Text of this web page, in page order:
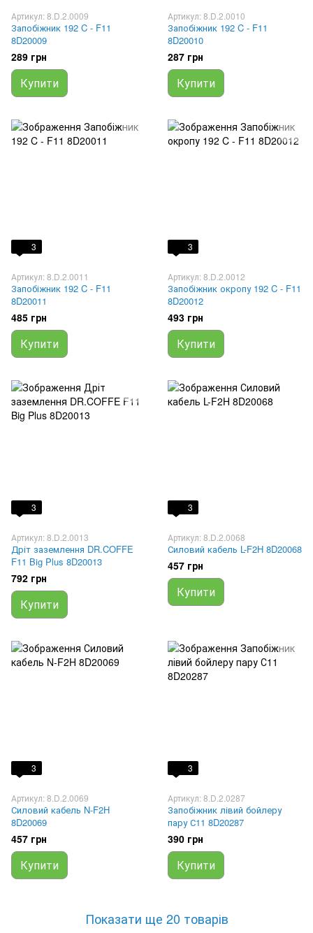
Артикул: 8.D.2.0009
Запобіжник 192 C - F11
8D20009
289 грн
Купити
Артикул: 8.D.2.0010
Запобіжник 192 C - F11
8D20010
287 грн
Купити
3
Артикул: 8.D.2.0011
Запобіжник 192 C - F11
8D20011
485 грн
Купити
3
Артикул: 8.D.2.0012
Запобіжник окропу 192 C - F11
8D20012
493 грн
Купити
3
Артикул: 8.D.2.0013
Дріт заземлення DR.COFFE
F11 Big Plus 8D20013
792 грн
Купити
3
Артикул: 8.D.2.0068
Силовий кабель L-F2H 8D20068
457 грн
Купити
3
Артикул: 8.D.2.0069
Силовий кабель N-F2H
8D20069
457 грн
Купити
3
Артикул: 8.D.2.0287
Запобіжник лівий бойлеру
пару С11 8D20287
390 грн
Купити
Показати ще 20 товарів